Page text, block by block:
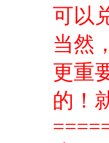
可以
当然
更重
的！